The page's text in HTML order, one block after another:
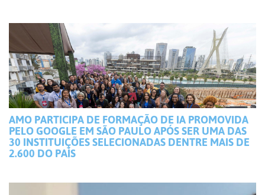
AMO PARTICIPA DE FORMAÇÃO DE IA PROMOVIDA
PELO GOOGLE EM SÃO PAULO APÓS SER UMA DAS
30 INSTITUIÇÕES SELECIONADAS DENTRE MAIS DE
2.600 DO PAÍS